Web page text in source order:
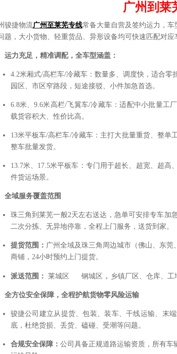
广州到莱
骏捷物流广州至莱芜专线常备大量自营及签约运力，
题，大小货物、轻重货品、异形设备均可快速匹配对应
运力充足，精准调配，全车型涵盖：
4.2米厢式/高栏车/冷藏车：数量多、调度快，适合
园区、市区窄路段，短途接驳、小件加急首选。
6.8米、9.6米高栏/飞翼车/冷藏车：适配中小批量工
载货容积大、性价比高。
13米平板车/高栏车/冷藏车：主打大批量重货、整
整车批量发货。
13.7米、17.5米平板车：专门用于超长、超宽、超
件货运场景。
全域服务覆盖范围
珠三角到莱芜一般2天左右送达，急单可安排专车加
二次分拣、无异地停靠，全程上门服务，送货到家。
提货范围： 广州全域及珠三角周边城市（佛山、东莞
商铺，24小时预约上门提货。
派送范围： 莱城区 钢城区 ， 乡镇厂区、仓库、
全方位安全保障，全程护航货物零风险运输
骏捷公司建立从提货、包装、装车、干线运输、末
底，杜绝货损、丢货、磕碰、受潮等问题。
合规安全保障： 公司具备正规道路运输资质，所有